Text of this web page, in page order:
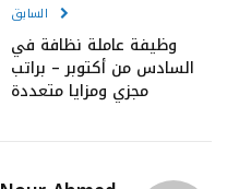
السابق
وظيفة عاملة نظافة في
السادس من أكتوبر – براتب
مجزي ومزايا متعددة